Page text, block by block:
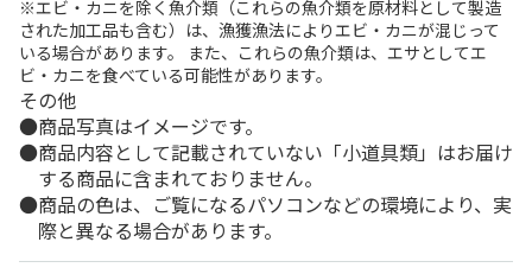
※エビ・カニを除く魚介類（これらの魚介類を原材料として製造
された加工品も含む）は、漁獲漁法によりエビ・カニが混じって
いる場合があります。 また、これらの魚介類は、エサとしてエ
ビ・カニを食べている可能性があります。
その他
商品写真はイメージです。
商品内容として記載されていない「小道具類」はお届け
する商品に含まれておりません。
商品の色は、ご覧になるパソコンなどの環境により、実
際と異なる場合があります。